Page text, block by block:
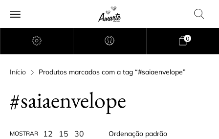
0
Início Produtos marcados com a tag “#saiaenvelope”
#saiaenvelope
MOSTRAR 12 15 30